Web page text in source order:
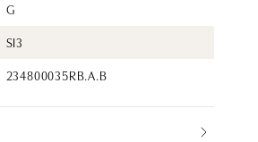
G
SI3
234800035RB.A.B